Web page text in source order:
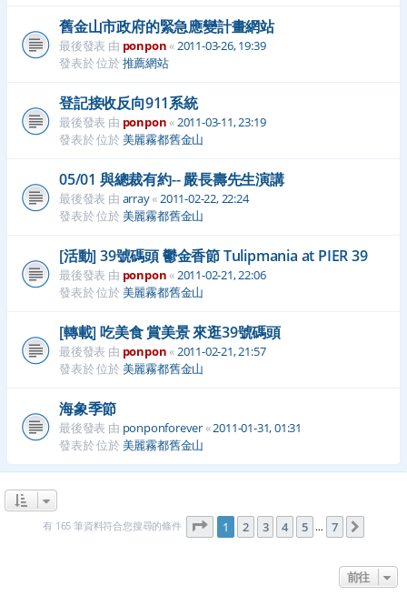
舊金山市政府的緊急應變計畫網站
最後發表 由 ponpon« 2011-03-26, 19:39
發表於 位於 推薦網站
登記接收反向911系統
最後發表 由 ponpon« 2011-03-11, 23:19
發表於 位於 美麗霧都舊金山
05/01 與總裁有約-- 嚴長壽先生演講
最後發表 由 array« 2011-02-22, 22:24
發表於 位於 美麗霧都舊金山
[活動] 39號碼頭 鬱金香節 Tulipmania at PIER 39
最後發表 由 ponpon« 2011-02-21, 22:06
發表於 位於 美麗霧都舊金山
[轉載] 吃美食 賞美景 來逛39號碼頭
最後發表 由 ponpon« 2011-02-21, 21:57
發表於 位於 美麗霧都舊金山
海象季節
最後發表 由 ponponforever«2011-01-31, 01:31
發表於 位於 美麗霧都舊金山
有 165 筆資料符合您搜尋的條件 1 頁 (共 7 頁)
1 2 3 4 5 … 7
前往